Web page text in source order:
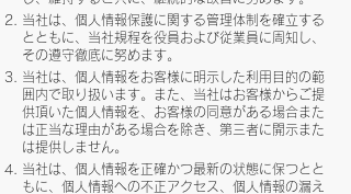
当社は、個人情報保護に関する管理体制を確立する
とともに、当社規程を役員および従業員に周知し、
その遵守徹底に努めます。
当社は、個人情報をお客様に明示した利用目的の範
囲内で取り扱います。また、当社はお客様からご提
供頂いた個人情報を、お客様の同意がある場合また
は正当な理由がある場合を除き、第三者に開示また
は提供しません。
当社は、個人情報を正確かつ最新の状態に保つとと
もに、個人情報への不正アクセス、個人情報の漏え